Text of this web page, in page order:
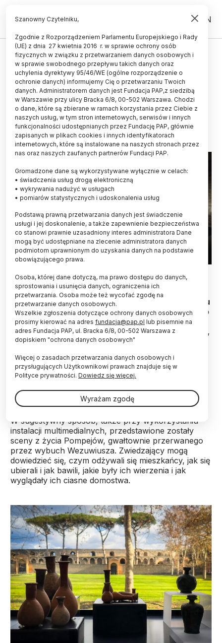
PL EN
ŚWIAT
Włochy/ Codzienne życie ludności
Pompejów na wystawie na terenie
starożytnego miasta
18.12.2023
aktualizacja: 18.12.2023
1 minuta czytania
“Inne Pompeje. Codzienne życie w cieniu
Wezuwiusza” - to tytuł wystawy otwartej w parku
archeologicznym na terenie miasta, zniszczonego
w 79 roku naszej ery w wyniku erupcji wulkanu.
Można na niej poznać życie ludności: niewolników,
wyzwoleńców, czyli osób podniesionych ze stanu
Na ekspozycji prezentowanych jest około 300
przedmiotów odkrytych podczas wykopalisk.
W sugestywny sposób, także przy wykorzystaniu
instalacji multimedialnych, przedstawione zostały
sceny z życia Pompejów, gwałtownie przerwanego
przez wybuch Wezuwiusza. Zwiedzający mogą
dowiedzieć się, czym odżywali się mieszkańcy, jak się
ubierali i jak bawili, jakie były ich wierzenia i jak
wyglądały ich ciasne domostwa.
Szanowny Czytelniku,
Zgodnie z Rozporządzeniem Parlamentu Europejskiego i Rady
(UE) z dnia 27 kwietnia 2016 r. w sprawie ochrony osób
fizycznych w związku z przetwarzaniem danych osobowych i
w sprawie swobodnego przepływu takich danych oraz
uchylenia dyrektywy 95/46/WE (ogólne rozporządzenie o
ochronie danych) informujemy Cię o przetwarzaniu Twoich
danych. Administratorem danych jest Fundacja PAP,z siedzibą
w Warszawie przy ulicy Bracka 6/8, 00-502 Warszawa. Chodzi
o dane, które są zbierane w ramach korzystania przez Ciebie z
naszych usług, w tym stron internetowych, serwisów i innych
funkcjonalności udostępnianych przez Fundację PAP, głównie
zapisanych w plikach cookies i innych identyfikatorach
internetowych, które są instalowane na naszych stronach przez
nas oraz naszych zaufanych partnerów Fundacji PAP.
Gromadzone dane są wykorzystywane wyłącznie w celach:
• świadczenia usług drogą elektroniczną
• wykrywania nadużyć w usługach
• pomiarów statystycznych i udoskonalenia usług
Podstawą prawną przetwarzania danych jest świadczenie
usługi i jej doskonalenie, a także zapewnienie bezpieczeństwa
co stanowi prawnie uzasadniony interes administratora Dane
mogą być udostępniane na zlecenie administratora danych
podmiotom uprawnionym do uzyskania danych na podstawie
obowiązującego prawa.
Osoba, której dane dotyczą, ma prawo dostępu do danych,
sprostowania i usunięcia danych, ograniczenia ich
przetwarzania. Osoba może też wycofać zgodę na
przetwarzanie danych osobowych.
Wszelkie zgłoszenia dotyczące ochrony danych osobowych
prosimy kierować na adres fundacja@pap.pl lub pisemnie na
adres Fundacja PAP, ul. Bracka 6/8, 00-502 Warszawa z
dopiskiem "ochrona danych osobowych"
Więcej o zasadach przetwarzania danych osobowych i
przysługujących Użytkownikowi prawach znajduje się w
Polityce prywatności. Dowiedz się więcej.
Wyrażam zgodę